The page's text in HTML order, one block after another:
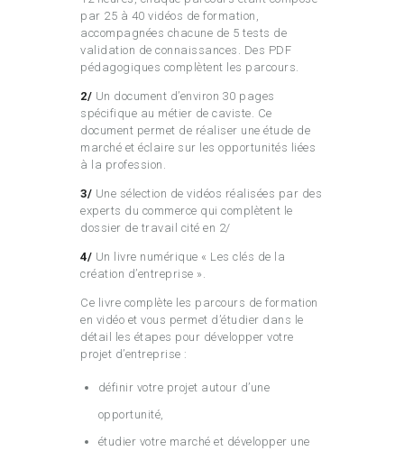
par 25 à 40 vidéos de formation,
accompagnées chacune de 5 tests de
validation de connaissances. Des PDF
pédagogiques complètent les parcours.
2/ Un document d’environ 30 pages
spécifique au métier de caviste. Ce
document permet de réaliser une étude de
marché et éclaire sur les opportunités liées
à la profession.
3/ Une sélection de vidéos réalisées par des
experts du commerce qui complètent le
dossier de travail cité en 2/
4/ Un livre numérique « Les clés de la
création d’entreprise ».
Ce livre complète les parcours de formation
en vidéo et vous permet d’étudier dans le
détail les étapes pour développer votre
projet d’entreprise :
définir votre projet autour d’une
opportunité,
étudier votre marché et développer une